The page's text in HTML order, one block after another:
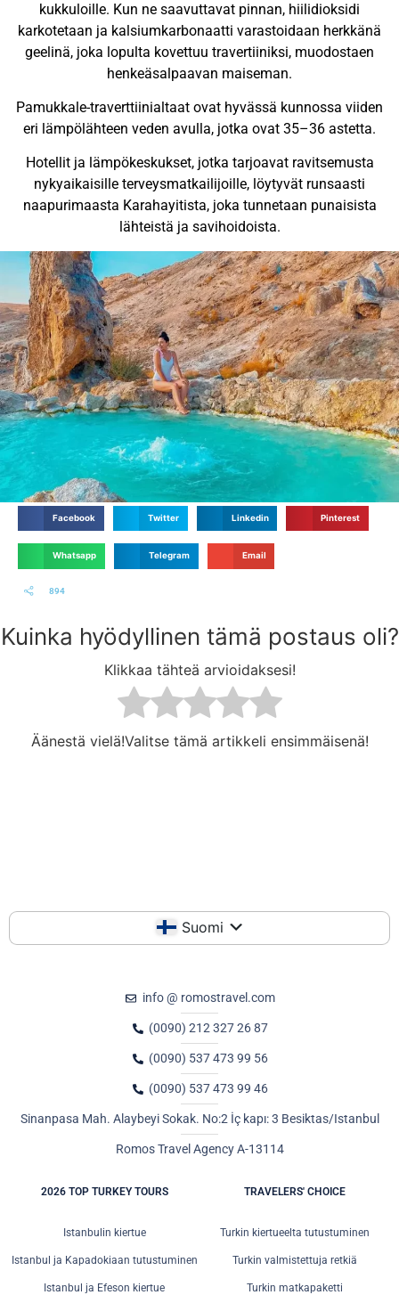
kukkuloille. Kun ne saavuttavat pinnan, hiilidioksidi
karkotetaan ja kalsiumkarbonaatti varastoidaan herkkänä
geelinä, joka lopulta kovettuu travertiiniksi, muodostaen
henkeäsalpaavan maiseman.
Pamukkale-traverttiinialtaat ovat hyvässä kunnossa viiden
eri lämpölähteen veden avulla, jotka ovat 35–36 astetta.
Hotellit ja lämpökeskukset, jotka tarjoavat ravitsemusta
nykyaikaisille terveysmatkailijoille, löytyvät runsaasti
naapurimaasta Karahayitista, joka tunnetaan punaisista
lähteistä ja savihoidoista.
Facebook Twitter Linkedin Pinterest
Whatsapp Telegram Email
894
Kuinka hyödyllinen tämä postaus oli?
Klikkaa tähteä arvioidaksesi!
Äänestä vielä!Valitse tämä artikkeli ensimmäisenä!
Suomi
info @ romostravel.com
(0090) 212 327 26 87
(0090) 537 473 99 56
(0090) 537 473 99 46
Sinanpasa Mah. Alaybeyi Sokak. No:2 İç kapı: 3 Besiktas/Istanbul
Romos Travel Agency A-13114
2026 TOP TURKEY TOURS
Istanbulin kiertue
Istanbul ja Kapadokiaan tutustuminen
Istanbul ja Efeson kiertue
TRAVELERS' CHOICE
Turkin kiertueelta tutustuminen
Turkin valmistettuja retkiä
Turkin matkapaketti